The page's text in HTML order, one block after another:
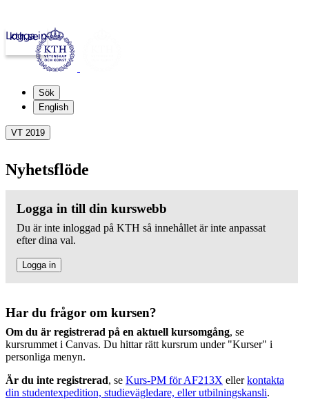
kth.se
Logga in
Sök
English
VT 2019
Nyhetsflöde
Logga in till din kurswebb
Du är inte inloggad på KTH så innehållet är inte anpassat
efter dina val.
Logga in
Har du frågor om kursen?
Om du är registrerad på en aktuell kursomgång, se
kursrummet i Canvas. Du hittar rätt kursrum under "Kurser" i
personliga menyn.
Är du inte registrerad, se Kurs-PM för AF213X ellerkontakta
din studentexpedition, studievägledare, eller utbilningskansli.